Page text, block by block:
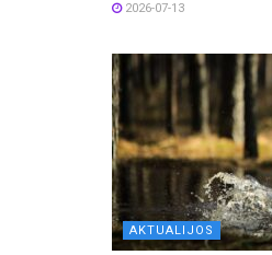
2026-07-13
AKTUALIJOS